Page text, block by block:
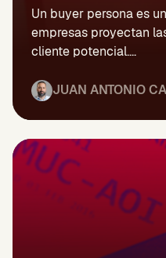
Un buyer persona es
empresas proyectan
cliente potencial....
JUAN ANTONIO